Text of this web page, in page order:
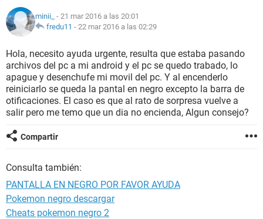
minii_ - 21 mar 2016 a las 20:01
fredu11 - 22 mar 2016 a las 02:29
Hola, necesito ayuda urgente, resulta que estaba pasando
archivos del pc a mi android y el pc se quedo trabado, lo
apague y desenchufe mi movil del pc. Y al encenderlo
reiniciarlo se queda la pantal en negro excepto la barra de
otificaciones. El caso es que al rato de sorpresa vuelve a
salir pero me temo que un dia no encienda, Algun consejo?
Compartir
Consulta también:
PANTALLA EN NEGRO POR FAVOR AYUDA
Pokemon negro descargar
Cheats pokemon negro 2